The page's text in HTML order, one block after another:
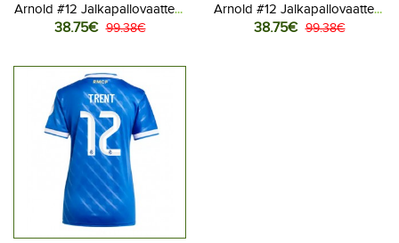
Arnold #12 Jalkapallovaatteet
Naisten Kotipaita 2025-26
38.75€ 99.38€
Arnold #12 Jalkapallovaatteet
Naisten Vieraspaita 2025-26
38.75€ 99.38€